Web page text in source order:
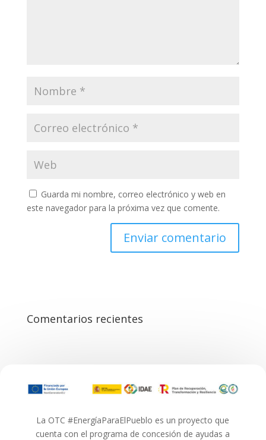
Guarda mi nombre, correo electrónico y web en
este navegador para la próxima vez que comente.
Comentarios recientes
La OTC #EnergíaParaElPueblo es un proyecto que
cuenta con el programa de concesión de ayudas a